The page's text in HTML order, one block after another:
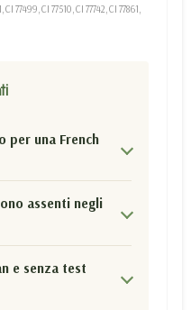
77499, CI 77510, CI 77742, CI 77861,
per una French
assenti negli
e senza test